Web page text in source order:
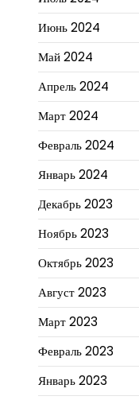
Июнь 2024
Май 2024
Апрель 2024
Март 2024
Февраль 2024
Январь 2024
Декабрь 2023
Ноябрь 2023
Октябрь 2023
Август 2023
Март 2023
Февраль 2023
Январь 2023